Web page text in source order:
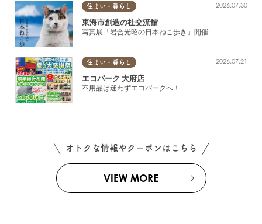
住まい・暮らし 2026.07.30
東海市創造の杜交流館
写真展「岩合光昭の日本ねこ歩き」開催!
住まい・暮らし 2026.07.21
エコパーク 大府店
不用品は迷わずエコパークへ！
オトクな情報やクーポンはこちら
VIEW MORE